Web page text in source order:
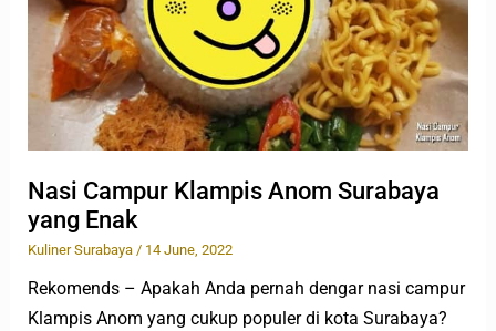
Nasi Campur Klampis Anom Surabaya
yang Enak
Kuliner Surabaya / 14 June, 2022
Rekomends – Apakah Anda pernah dengar nasi campur
Klampis Anom yang cukup populer di kota Surabaya?
yang
Enak